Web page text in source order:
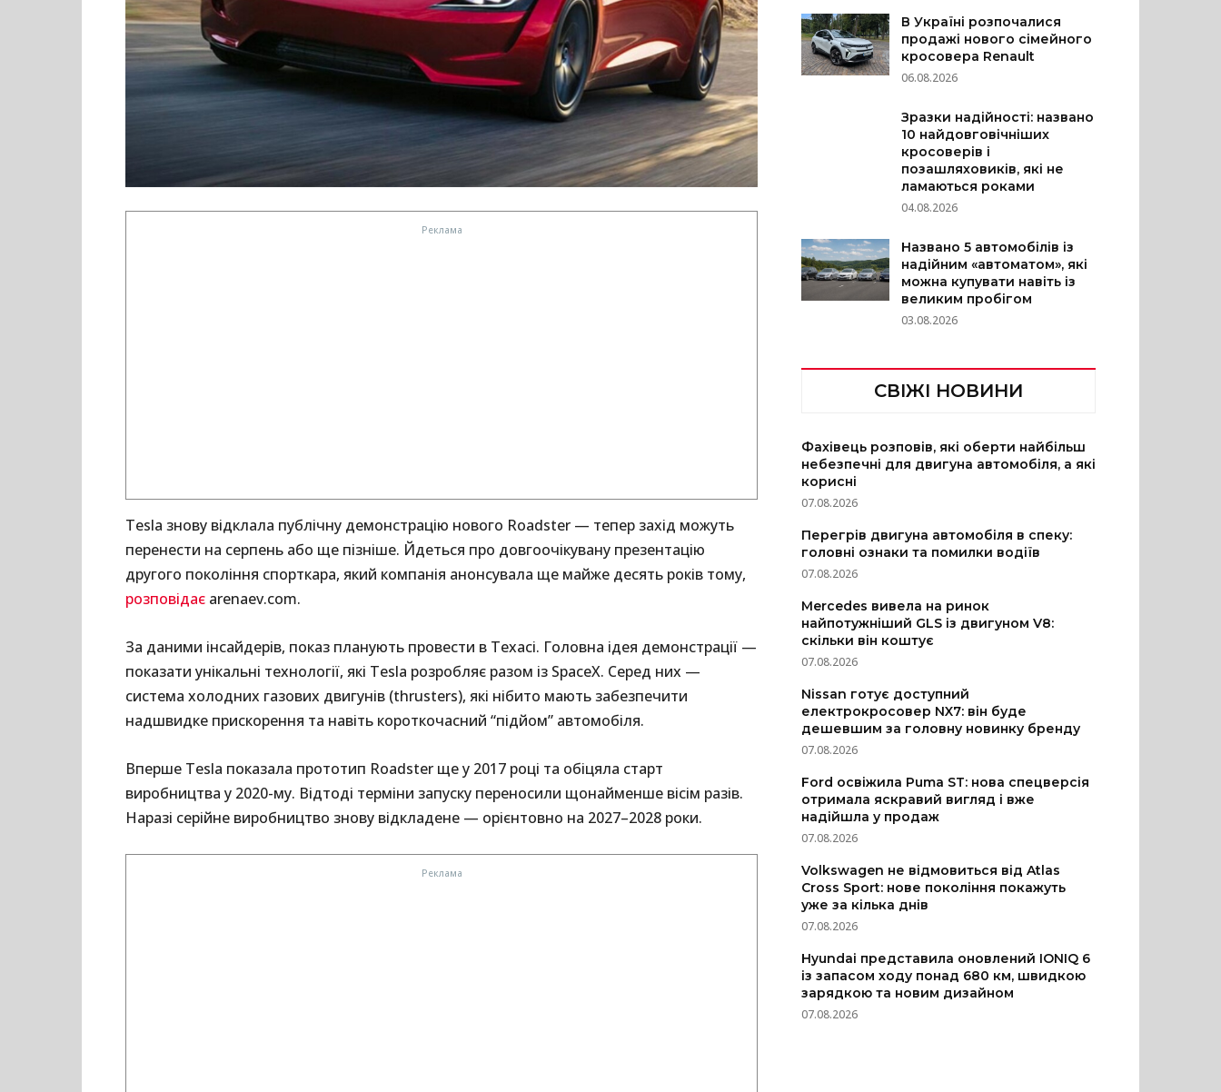
Tesla знову відклала публічну демонстрацію нового Roadster — тепер захід можуть
перенести на серпень або ще пізніше. Йдеться про довгоочікувану презентацію
другого покоління спорткара, який компанія анонсувала ще майже десять років тому,
розповідає arenaev.com.
За даними інсайдерів, показ планують провести в Техасі. Головна ідея демонстрації —
показати унікальні технології, які Tesla розробляє разом із SpaceX. Серед них —
система холодних газових двигунів (thrusters), які нібито мають забезпечити
надшвидке прискорення та навіть короткочасний “підйом” автомобіля.
Вперше Tesla показала прототип Roadster ще у 2017 році та обіцяла старт
виробництва у 2020-му. Відтоді терміни запуску переносили щонайменше вісім разів.
Наразі серійне виробництво знову відкладене — орієнтовно на 2027–2028 роки.
В Україні розпочалися
продажі нового сімейного
кросовера Renault
06.08.2026
Зразки надійності: названо
10 найдовговічніших
кросоверів і
позашляховиків, які не
ламаються роками
04.08.2026
Названо 5 автомобілів із
надійним «автоматом», які
можна купувати навіть із
великим пробігом
03.08.2026
СВІЖІ НОВИНИ
Фахівець розповів, які оберти найбільш
небезпечні для двигуна автомобіля, а які
корисні
07.08.2026
Перегрів двигуна автомобіля в спеку:
головні ознаки та помилки водіїв
07.08.2026
Mercedes вивела на ринок
найпотужніший GLS із двигуном V8:
скільки він коштує
07.08.2026
Nissan готує доступний
електрокросовер NX7: він буде
дешевшим за головну новинку бренду
07.08.2026
Ford освіжила Puma ST: нова спецверсія
отримала яскравий вигляд і вже
надійшла у продаж
07.08.2026
Volkswagen не відмовиться від Atlas
Cross Sport: нове покоління покажуть
уже за кілька днів
07.08.2026
Hyundai представила оновлений IONIQ 6
із запасом ходу понад 680 км, швидкою
зарядкою та новим дизайном
07.08.2026